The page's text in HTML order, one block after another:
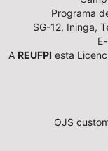
Programa
SG-12, Ininga,
A REUFPI esta
OJS